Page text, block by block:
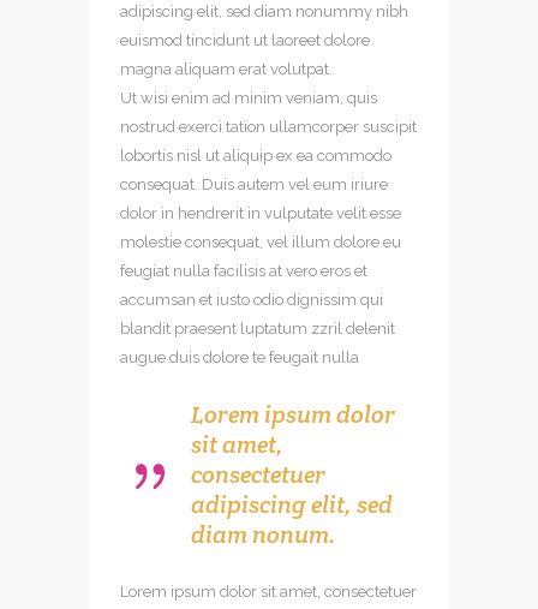
adipiscing elit, sed diam nonummy nibh
euismod tincidunt ut laoreet dolore
magna aliquam erat volutpat.
Ut wisi enim ad minim veniam, quis
nostrud exerci tation ullamcorper suscipit
lobortis nisl ut aliquip ex ea commodo
consequat. Duis autem vel eum iriure
dolor in hendrerit in vulputate velit esse
molestie consequat, vel illum dolore eu
feugiat nulla facilisis at vero eros et
accumsan et iusto odio dignissim qui
blandit praesent luptatum zzril delenit
augue duis dolore te feugait nulla
Lorem ipsum dolor
sit amet,
consectetuer
adipiscing elit, sed
diam nonum.
Lorem ipsum dolor sit amet, consectetuer